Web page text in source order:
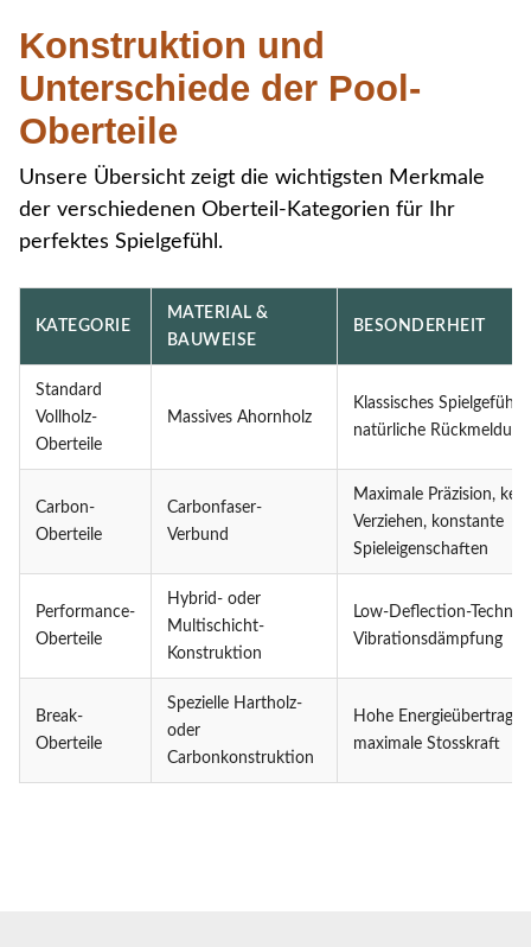
Konstruktion und
Unterschiede der Pool-
Oberteile
Unsere Übersicht zeigt die wichtigsten Merkmale
der verschiedenen Oberteil-Kategorien für Ihr
perfektes Spielgefühl.
KATEGORIE
MATERIAL &
BAUWEISE
BESONDERHEIT
Standard
Vollholz-
Oberteile
Massives Ahornholz
Klassisches Spielgefühl,
natürliche Rückmeldung
Carbon-
Oberteile
Carbonfaser-
Verbund
Maximale Präzision, kein
Verziehen, konstante
Spieleigenschaften
Performance-
Oberteile
Hybrid- oder
Multischicht-
Konstruktion
Low-Deflection-
Vibrationsdämpfung
Break-
Oberteile
Spezielle Hartholz-
oder
Carbonkonstruktion
Hohe
maximale Stosskraft